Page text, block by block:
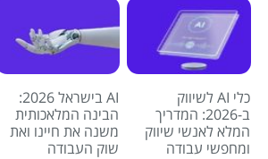
כלי AI לשיווק
ב-2026: המדריך
המלא לאנשי שיווק
ומחפשי עבודה
AI בישראל 2026:
הבינה המלאכותית
משנה את חיינו ואת
שוק העבודה